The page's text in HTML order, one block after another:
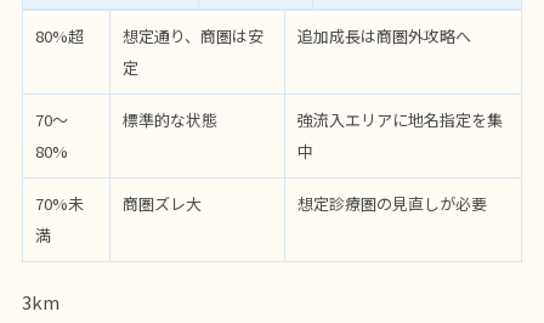
80%超
想定通り、商圏は安
定
追加成長は商圏外攻略へ
70〜
80%
標準的な状態
強流入エリアに地名指定を集
中
70%未
満
商圏ズレ大 想定診療圏の見直しが必要
3km